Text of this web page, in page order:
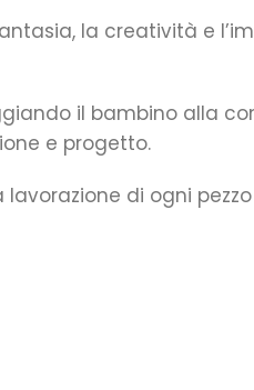
la creatività e
il bambino alla
e progetto.
di ogni